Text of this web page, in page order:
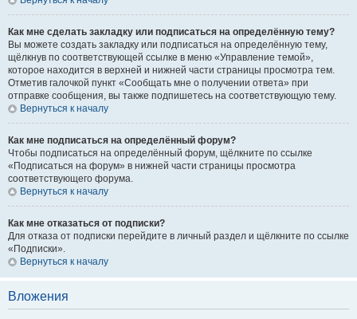
Как мне сделать закладку или подписаться на определённую тему?
Вы можете создать закладку или подписаться на определённую тему,
щёлкнув по соответствующей ссылке в меню «Управление темой»,
которое находится в верхней и нижней части страницы просмотра тем.
Отметив галочкой пункт «Сообщать мне о получении ответа» при
отправке сообщения, вы также подпишетесь на соответствующую тему.
Вернуться к началу
Как мне подписаться на определённый форум?
Чтобы подписаться на определённый форум, щёлкните по ссылке
«Подписаться на форум» в нижней части страницы просмотра
соответствующего форума.
Вернуться к началу
Как мне отказаться от подписки?
Для отказа от подписки перейдите в личный раздел и щёлкните по ссылке
«Подписки».
Вернуться к началу
Вложения